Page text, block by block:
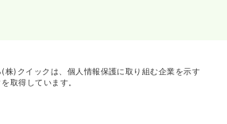
株)クイックは、個人情報保護に取り組む企業を示す
取得しています。